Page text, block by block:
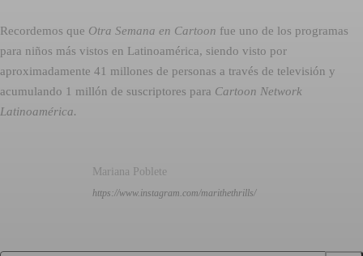
Recordemos que  Otra Semana en Cartoon  fue uno de los programas
para niños más vistos en Latinoamérica, siendo visto por
aproximadamente 41 millones de personas a través de televisión y
acumulando 1 millón de suscriptores para Cartoon Network
Latinoamérica.
Mariana Poblete
https://www.instagram.com/marithethrills/